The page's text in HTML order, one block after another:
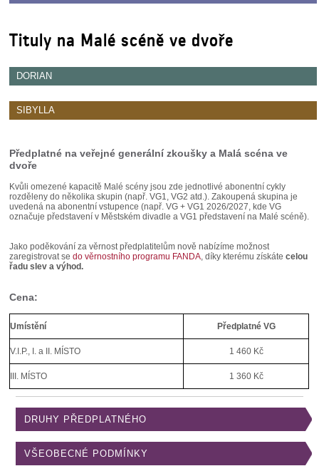
Tituly na Malé scéně ve dvoře
DORIAN
SIBYLLA
Předplatné na veřejné generální zkoušky a Malá scéna ve
dvoře
Kvůli omezené kapacitě Malé scény jsou zde jednotlivé abonentní cykly
rozděleny do několika skupin (např. VG1, VG2 atd.). Zakoupená skupina je
uvedená na abonentní vstupence (např. VG + VG1 2026/2027, kde VG
označuje představení v Městském divadle a VG1 představení na Malé scéně).
Jako poděkování za věrnost předplatitelům nově nabízíme možnost
zaregistrovat sedo věrnostního programu FANDA, díky kterému získátecelou
řadu slev a výhod.
Cena:
Umístění Předplatné VG
V.I.P., I. a II. MÍSTO 1 460 Kč
III. MÍSTO 1 360 Kč
DRUHY PŘEDPLATNÉHO
VŠEOBECNÉ PODMÍNKY